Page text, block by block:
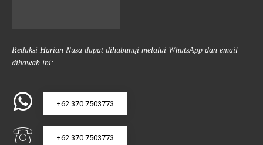
Redaksi Harian Nusa dapat dihubungi melalui WhatsApp dan email
dibawah ini:
+62 370 7503773
+62 370 7503773